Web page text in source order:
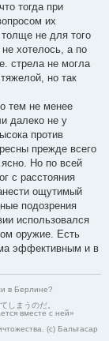
тогда при
их
не для того
хотелось, а по
стрела не могла
но так
тем не менее
далеко не у
против
прежде всего
ясно. Но по всей
с расстояния
ощутимый
подозрения
использовался
оружие. Есть
эффективным и в
в Берлине?
しまうのだ。
вместе с ней»
(с) Бальтасар